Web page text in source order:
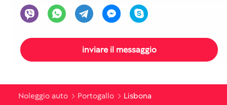
Noleggio auto Portogallo Lisbona